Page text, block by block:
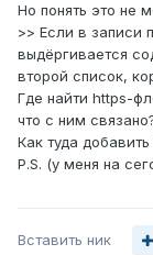
Но понять это не
>> Если в записи
выдёргивается
второй список,
Где найти https-
что с ним
Как туда
P.S. (у меня на
Вставить ник